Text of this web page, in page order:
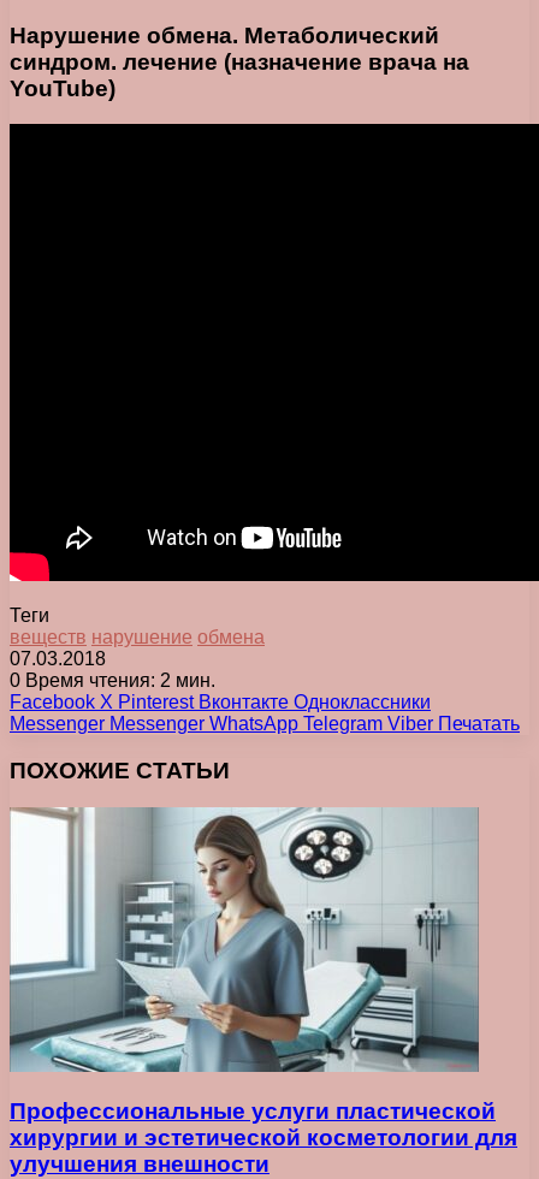
Нарушение обмена. Метаболический
синдром. лечение (назначение врача на
YouTube)
Теги
веществ нарушение обмена
07.03.2018
0 Время чтения: 2 мин.
Facebook X Pinterest Вконтакте Одноклассники
Messenger Messenger WhatsApp Telegram Viber Печатать
ПОХОЖИЕ СТАТЬИ
Профессиональные услуги пластической
хирургии и эстетической косметологии для
улучшения внешности